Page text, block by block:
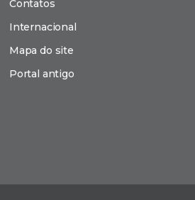
Contatos
Internacional
Mapa do site
Portal antigo